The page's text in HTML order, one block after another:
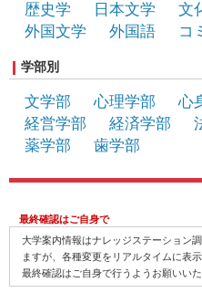
歴史学 日本文学 文
外国文学
外国語
コ
学部別
文学部 心理学部 心
経営学部
経済学部
薬学部
歯学部
最終確認はご自身で
大学案内情報はナレッジステーション
ますが、各種変更をリアルタイムに表
最終確認はご自身で行うようお願いいた